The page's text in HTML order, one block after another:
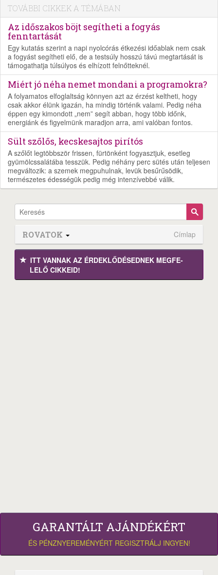
TOVÁBBI CIKKEK A TÉMÁBAN
Az időszakos böjt segítheti a fogyás
fenntartását
Egy kutatás szerint a napi nyolcórás étkezési időablak nem csak
a fogyást segítheti elő, de a testsúly hosszú távú megtartását is
támogathatja túlsúlyos és elhízott felnőtteknél.
Miért jó néha nemet mondani a programokra?
A folyamatos elfoglaltság könnyen azt az érzést keltheti, hogy
csak akkor élünk igazán, ha mindig történik valami. Pedig néha
éppen egy kimondott „nem” segít abban, hogy több időnk,
energiánk és figyelmünk maradjon arra, ami valóban fontos.
Sült szőlős, kecskesajtos pirítós
A szőlőt legtöbbször frissen, fürtönként fogyasztjuk, esetleg
gyümölcssalátába tesszük. Pedig néhány perc sütés után teljesen
megváltozik: a szemek megpuhulnak, levük besűrűsödik,
természetes édességük pedig még intenzívebbé válik.
ROVATOK Címlap
ITT VANNAK AZ ÉRDEK­LŐDÉ­SEDNEK MEGFE­
LELŐ CIKKEID!
GARANTÁLT AJÁNDÉKÉRT
ÉS PÉNZNYEREMÉNYÉRT REGISZTRÁLJ INGYEN!